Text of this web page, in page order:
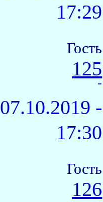
17:29
Гость
125
-
07.10.2019 -
17:30
Гость
126